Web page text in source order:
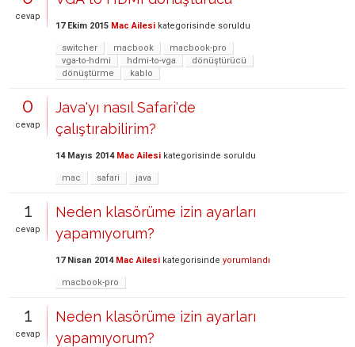
cevap
17 Ekim 2015 Mac Ailesi kategorisinde soruldu
switcher macbook
macbook-pro
vga-to-hdmi
hdmi-to-vga
dönüştürücü
dönüştürme
kablo
0
cevap
Java'yı nasıl Safari'de
çalıştırabilirim?
14 Mayıs 2014 Mac Ailesi kategorisinde soruldu
mac safari java
1
cevap
Neden klasörüme izin ayarları
yapamıyorum?
17 Nisan 2014 Mac Ailesi kategorisinde yorumlandı
macbook-pro
1
cevap
Neden klasörüme izin ayarları
yapamıyorum?